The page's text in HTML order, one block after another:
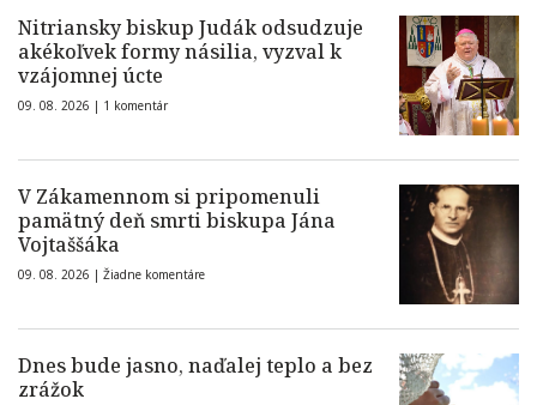
Nitriansky biskup Judák odsudzuje
akékoľvek formy násilia, vyzval k
vzájomnej úcte
09. 08. 2026 | 1 komentár
V Zákamennom si pripomenuli
pamätný deň smrti biskupa Jána
Vojtaššáka
09. 08. 2026 | Žiadne komentáre
Dnes bude jasno, naďalej teplo a bez
zrážok